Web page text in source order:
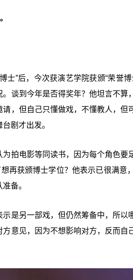
士”后，今次获演艺学院获颁“荣誉
谈到今年是否得奖年？他坦言不
，但自己只懂做戏，不懂教人，
剧才出发。
拍电影等同读书，因为每个角色
再获颁博士学位？他表示已很满
备。
是另一部戏，但仍然筹备中，所
意见，因为不想影响对方，反而